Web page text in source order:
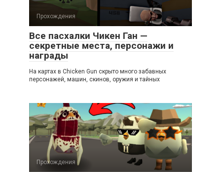
Прохождения
Все пасхалки Чикен Ган —
секретные места, персонажи и
награды
На картах в Chicken Gun скрыто много забавных
персонажей, машин, скинов, оружия и тайных
Прохождения